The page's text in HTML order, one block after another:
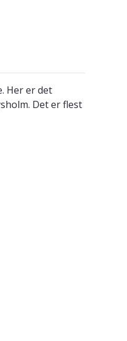
Her er det
Det er flest